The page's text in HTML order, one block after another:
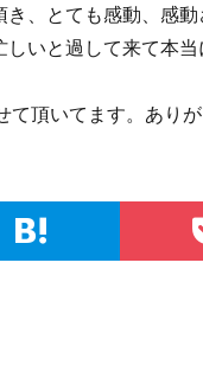
、とても感動、感
いと過して来て本
頂いてます。ありが